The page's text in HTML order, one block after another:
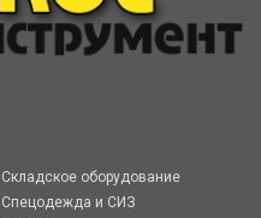
Складское оборудование
Спецодежда и СИЗ